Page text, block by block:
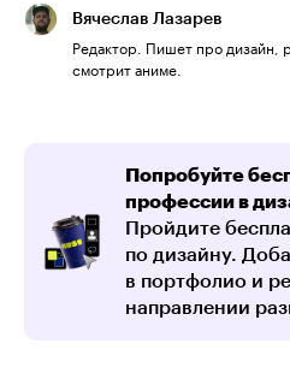
Вячеслав Лазарев
Редактор. Пишет про дизайн,
смотрит аниме.
Попробуйте
профессии в
Пройдите
по дизайну.
в портфолио и
направлении